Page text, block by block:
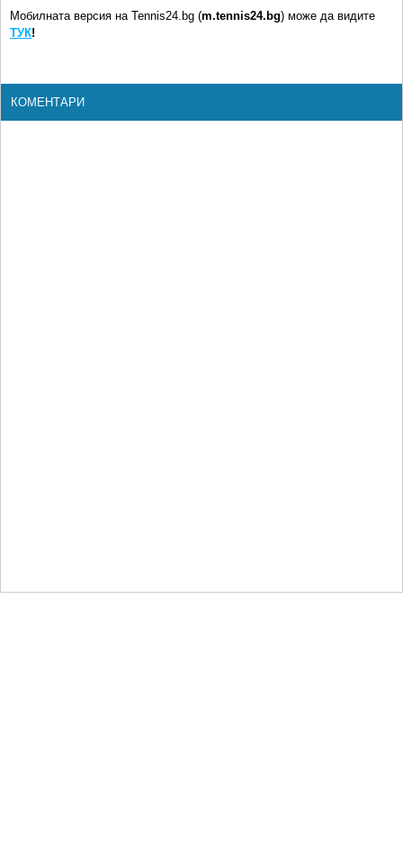
Мобилната версия на Tennis24.bg (m.tennis24.bg) може да видите
ТУК!
КОМЕНТАРИ